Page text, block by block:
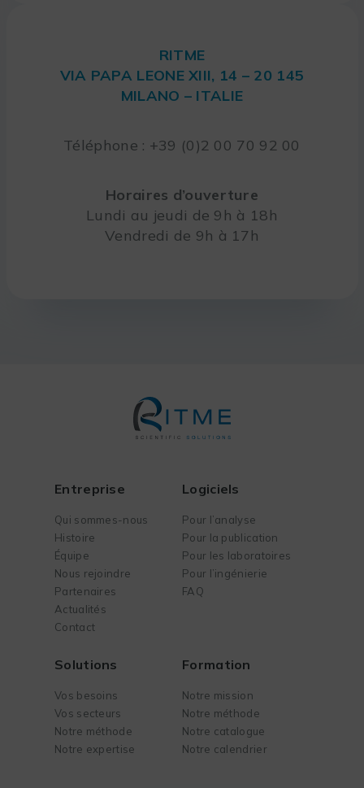
RITME
VIA PAPA LEONE XIII, 14 – 20 145
MILANO – ITALIE
Téléphone : +39 (0)2 00 70 92 00
Horaires d’ouverture
Lundi au jeudi de 9h à 18h
Vendredi de 9h à 17h
Entreprise
Qui sommes-nous
Histoire
Équipe
Nous rejoindre
Partenaires
Actualités
Contact
Logiciels
Pour l’analyse
Pour la publication
Pour les laboratoires
Pour l’ingénierie
FAQ
Solutions
Vos besoins
Vos secteurs
Notre méthode
Notre expertise
Formation
Notre mission
Notre méthode
Notre catalogue
Notre calendrier